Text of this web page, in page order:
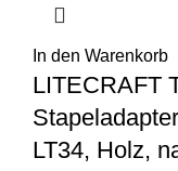
In den Warenkorb
LITECRAFT
LT34, Holz,